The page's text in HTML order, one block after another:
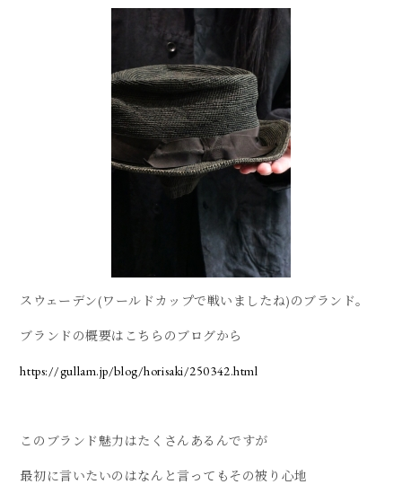
スウェーデン(ワールドカップで戦いましたね)のブランド。
ブランドの概要はこちらのブログから
https://gullam.jp/blog/horisaki/250342.html
このブランド魅力はたくさんあるんですが
最初に言いたいのはなんと言ってもその被り心地